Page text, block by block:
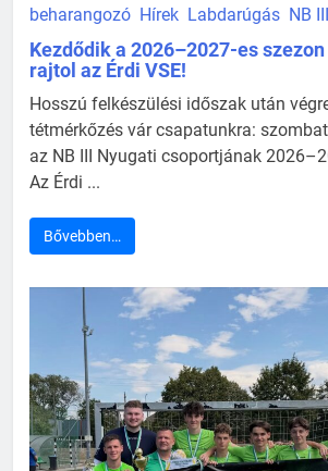
beharangozó Hírek Labdarúgás NB III
Kezdődik a 2026–2027-es
rajtol az Érdi VSE!
Hosszú felkészülési időszak után
tétmérkőzés vár csapatunkra:
az NB III Nyugati csoportjának
Az Érdi ...
Bővebben…